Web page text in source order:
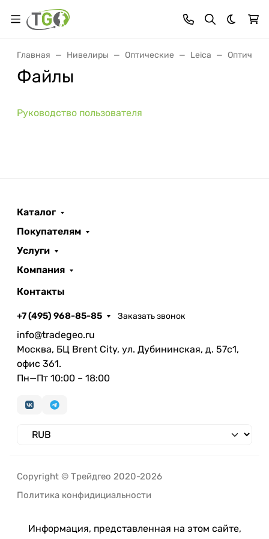
Темная
Главная Нивелиры Оптические Leica
Файлы
Руководство пользователя
Каталог
Покупателям
Услуги
Компания
Контакты
+7 (495) 968-85-85 Заказать звонок
info@tradegeo.ru
Москва, БЦ Brent City, ул. Дубининская, д. 57с1,
офис 361.
Пн—Пт 10:00 – 18:00
Copyright © Трейдгео 2020-2026
Политика конфидициальности
Информация, представленная на этом сайте,